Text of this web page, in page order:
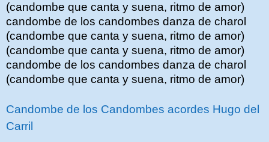
(candombe que canta y suena, ritmo de amor)
candombe de los candombes danza de charol
(candombe que canta y suena, ritmo de amor)
(candombe que canta y suena, ritmo de amor)
candombe de los candombes danza de charol
(candombe que canta y suena, ritmo de amor)
Candombe de los Candombes acordes Hugo del
Carril